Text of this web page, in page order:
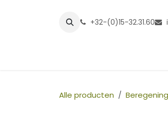
+32-(0)15-32.31.60
Alle producten Beregening